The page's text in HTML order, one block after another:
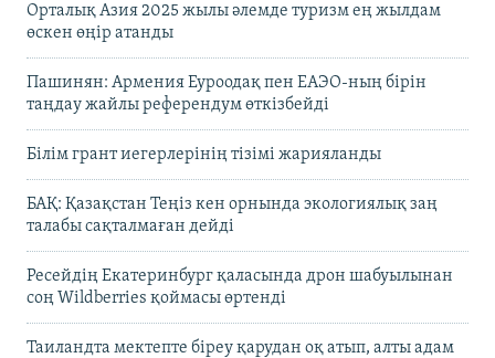
Орталық Азия 2025 жылы әлемде туризм ең жылдам
өскен өңір атанды
Пашинян: Армения Еуроодақ пен ЕАЭО-ның бірін
таңдау жайлы референдум өткізбейді
Білім грант иегерлерінің тізімі жарияланды
БАҚ: Қазақстан Теңіз кен орнында экологиялық заң
талабы сақталмаған дейді
Ресейдің Екатеринбург қаласында дрон шабуылынан
соң Wildberries қоймасы өртенді
Таиландта мектепте біреу қарудан оқ атып, алты адам